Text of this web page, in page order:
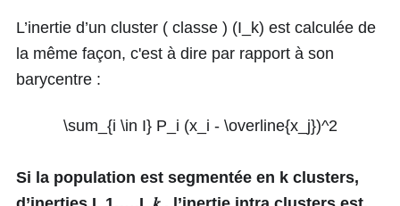
L’inertie d’un cluster ( classe ) (I_k) est calculée de
la même façon, c'est à dire par rapport à son
barycentre :
\sum_{i \in I} P_i (x_i - \overline{x_j})^2
Si la population est segmentée en k clusters,